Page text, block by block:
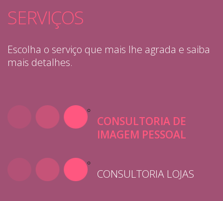
SERVIÇOS
Escolha o serviço que mais lhe agrada e saiba
mais detalhes.
CONSULTORIA DE
IMAGEM PESSOAL
CONSULTORIA LOJAS